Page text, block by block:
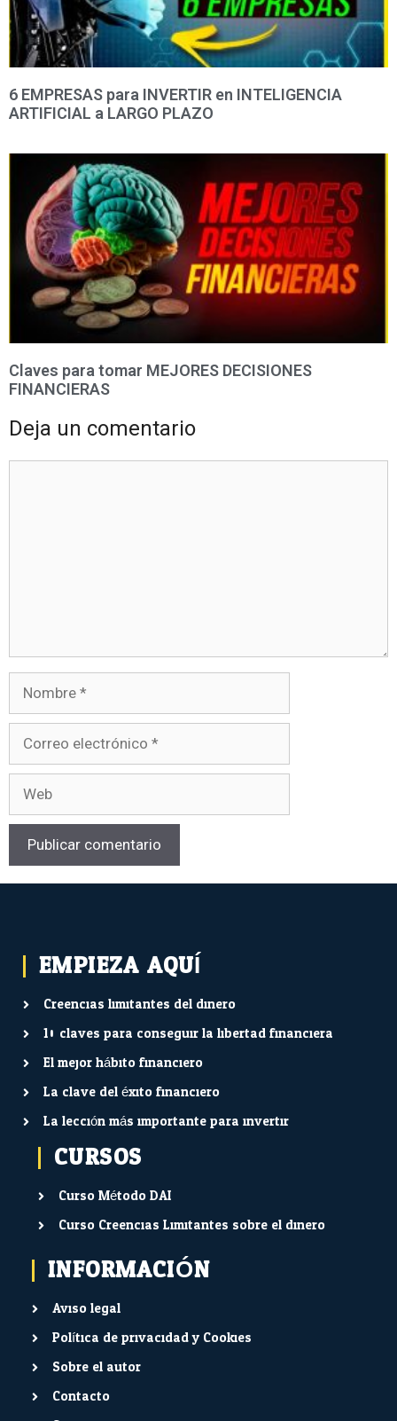
6 EMPRESAS para INVERTIR en INTELIGENCIA
ARTIFICIAL a LARGO PLAZO
Claves para tomar MEJORES DECISIONES
FINANCIERAS
Deja un comentario
EMPIEZA AQUÍ...
Creencias limitantes del dinero
10 claves para conseguir la libertad financiera
El mejor hábito financiero
La clave del éxito financiero
La lección más importante para invertir
CURSOS
Curso Método DAI
Curso Creencias Limitantes sobre el dinero
INFORMACIÓN
Aviso legal
Política de privacidad y Cookies
Sobre el autor
Contacto